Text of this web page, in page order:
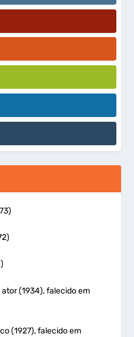
ator (1934), falecido em
(1927), falecido em